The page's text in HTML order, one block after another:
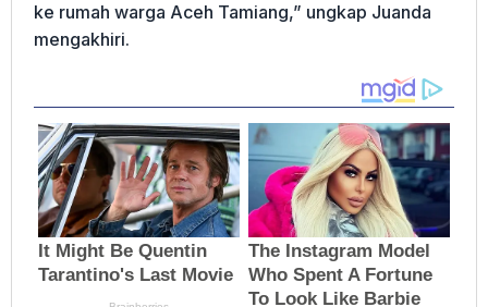
ke rumah warga Aceh Tamiang,” ungkap Juanda
mengakhiri.